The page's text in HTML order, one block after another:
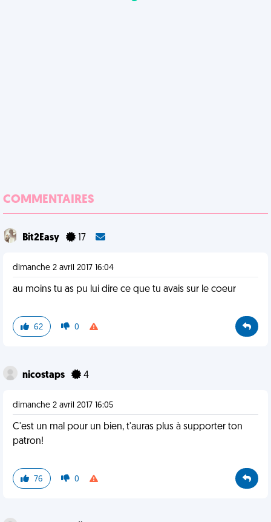
COMMENTAIRES
Bit2Easy 17
dimanche 2 avril 2017 16:04
au moins tu as pu lui dire ce que tu avais sur le coeur
62 0
nicostaps 4
dimanche 2 avril 2017 16:05
C'est un mal pour un bien, t'auras plus à supporter ton
patron!
76 0